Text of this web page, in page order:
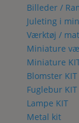
Billeder /
Juleting i
Værktøj /
Miniature
Miniature
Blomster KIT
Fuglebur KIT
Lampe KIT
Metal kit